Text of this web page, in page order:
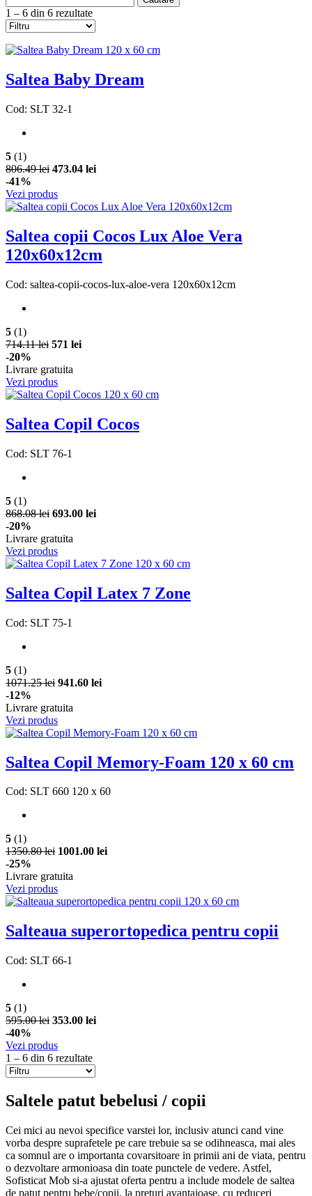
1 – 6 din 6 rezultate
Saltea Baby Dream
Cod: SLT 32-1
5 (1)
806.49 lei 473.04 lei
-41%
Vezi produs
Saltea copii Cocos Lux Aloe Vera
120x60x12cm
Cod: saltea-copii-cocos-lux-aloe-vera 120x60x12cm
5 (1)
714.11 lei 571 lei
-20%
Livrare gratuita
Vezi produs
Saltea Copil Cocos
Cod: SLT 76-1
5 (1)
868.08 lei 693.00 lei
-20%
Livrare gratuita
Vezi produs
Saltea Copil Latex 7 Zone
Cod: SLT 75-1
5 (1)
1071.25 lei 941.60 lei
-12%
Livrare gratuita
Vezi produs
Saltea Copil Memory-Foam 120 x 60 cm
Cod: SLT 660 120 x 60
5 (1)
1350.80 lei 1001.00 lei
-25%
Livrare gratuita
Vezi produs
Salteaua superortopedica pentru copii
Cod: SLT 66-1
5 (1)
595.00 lei 353.00 lei
-40%
Vezi produs
1 – 6 din 6 rezultate
Saltele patut bebelusi / copii
Cei mici au nevoi specifice varstei lor, inclusiv atunci cand vine
vorba despre suprafetele pe care trebuie sa se odihneasca, mai ales
ca somnul are o importanta covarsitoare in primii ani de viata, pentru
o dezvoltare armonioasa din toate punctele de vedere. Astfel,
Sofisticat Mob si-a ajustat oferta pentru a include modele de saltea
de patut pentru bebe/copii, la preturi avantajoase, cu reduceri